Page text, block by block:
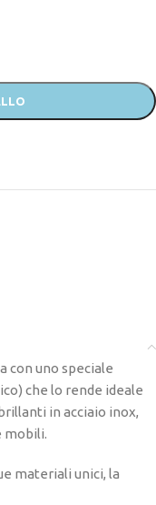
con uno speciale
che lo rende ideale
in acciaio inox,
mobili.
materiali unici, la